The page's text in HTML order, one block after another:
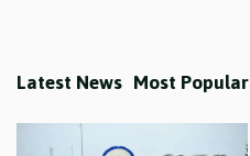
Latest News Most Popular